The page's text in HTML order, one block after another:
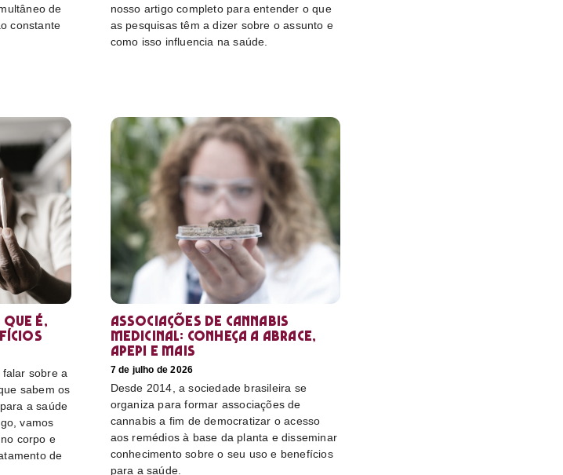
de
constante
nosso artigo completo para entender o que
as pesquisas têm a dizer sobre o assunto e
como isso influencia na saúde.
é,
sobre a
sabem os
a saúde
vamos
corpo e
de
Associações de cannabis
medicinal: conheça a Abrace,
Apepi e mais
7 de julho de 2026
Desde 2014, a sociedade brasileira se
organiza para formar associações de
cannabis a fim de democratizar o acesso
aos remédios à base da planta e disseminar
conhecimento sobre o seu uso e benefícios
para a saúde.